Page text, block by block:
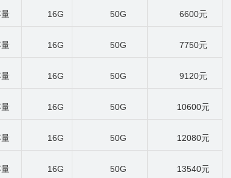
16G 50G 6600元
16G 50G 7750元
16G 50G 9120元
16G 50G 10600元
16G 50G 12080元
16G 50G 13540元